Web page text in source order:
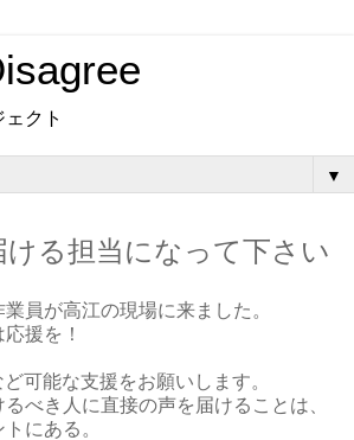
クト
▼
ける担当になって下さい
員が高江の現場に来ました。
援を！
可能な支援をお願いします。
べき人に直接の声を届けることは、
にある。